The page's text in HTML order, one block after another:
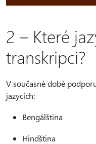
2 – Které
transkripci?
V současné době
jazycích:
Bengálština
Hindština